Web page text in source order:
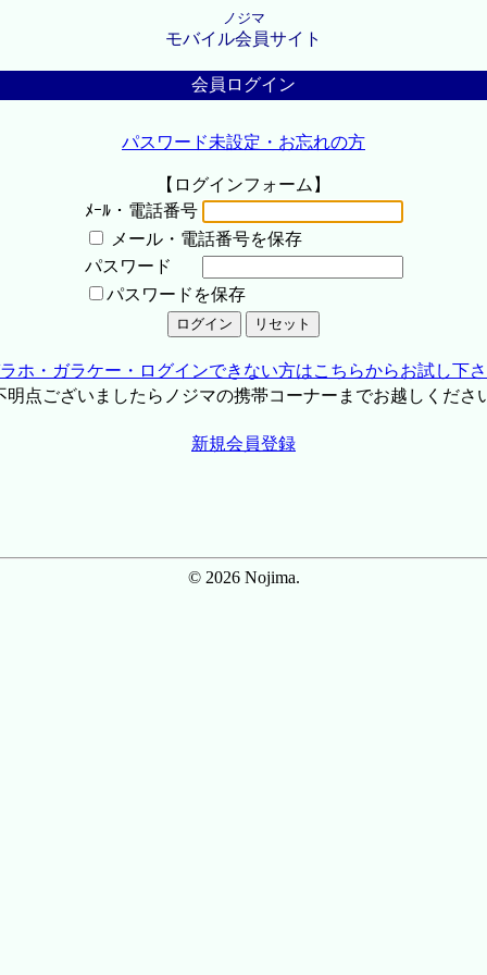
ノジマ
モバイル会員サイト
会員ログイン
パスワード未設定・お忘れの方
【ログインフォーム】
ﾒｰﾙ・電話番号
メール・電話番号を保存
パスワード
パスワードを保存
ホ・ガラケー・ログインできない方はこちらからお試し下
点ございましたらノジマの携帯コーナーまでお越しくださ
新規会員登録
© 2026 Nojima.